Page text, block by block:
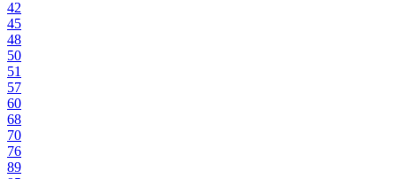
42
45
48
50
51
57
60
68
70
76
89